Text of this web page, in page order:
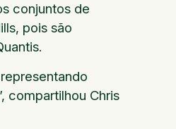
conjuntos de
pois são
compartilhou Chris